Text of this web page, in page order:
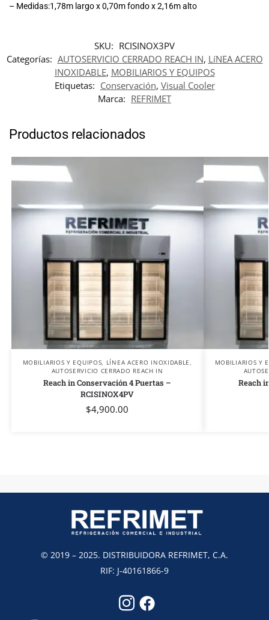
– Medidas:1,78m largo x 0,70m fondo x 2,16m alto
SKU: RCISINOX3PV
Categorías: AUTOSERVICIO CERRADO REACH IN, LíNEA ACERO
INOXIDABLE, MOBILIARIOS Y EQUIPOS
Etiquetas: Conservación, Visual Cooler
Marca: REFRIMET
Productos relacionados
MOBILIARIOS Y EQUIPOS, LÍNEA ACERO INOXIDABLE,
AUTOSERVICIO CERRADO REACH IN
Reach in Conservación 4 Puertas –
RCISINOX4PV
$4,900.00
MOBILIARIOS Y
Reach
© 2019 – 2025. DISTRIBUIDORA REFRIMET, C.A.
RIF: J-40161866-9